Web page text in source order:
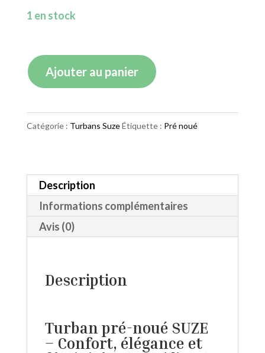
1 en stock
quantité
de
Ajouter au panier
Catégorie : Turbans SuzeÉtiquette : Pré noué
Description
Informations complémentaires
Avis (0)
Description
Turban pré-noué SUZE
– Confort, élégance et